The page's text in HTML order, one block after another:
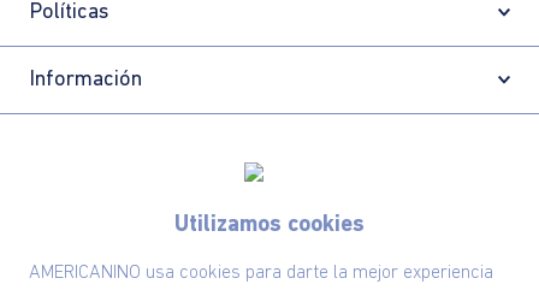
Utilizamos cookies
AMERICANINO usa cookies para darte la mejor experiencia
Políticas
Información